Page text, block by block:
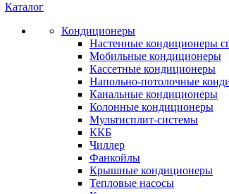
Каталог
Кондиционеры
Настенные кондиционеры
Мобильные кондиционеры
Кассетные кондиционеры
Напольно-потолочные
Канальные кондиционеры
Колонные кондиционеры
Мультисплит-системы
ККБ
Чиллер
Фанкойлы
Крышные кондиционеры
Тепловые насосы